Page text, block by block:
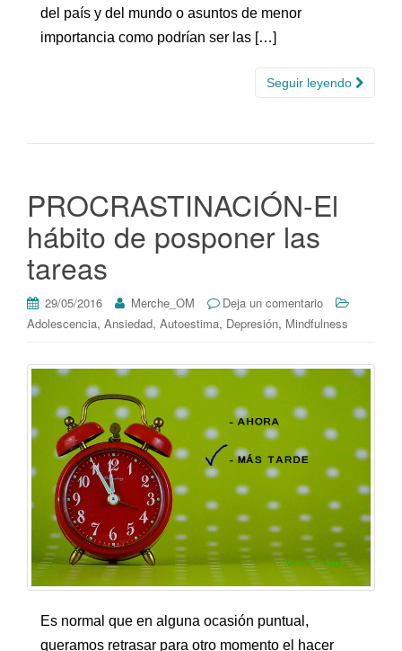
del país y del mundo o asuntos de menor
importancia como podrían ser las […]
Seguir leyendo
PROCRASTINACIÓN-El
hábito de posponer las
tareas
29/05/2016 Merche_OM
Deja un comentario
Adolescencia, Ansiedad, Autoestima, Depresión, Mindfulness
Es normal que en alguna ocasión puntual,
queramos retrasar para otro momento el hacer